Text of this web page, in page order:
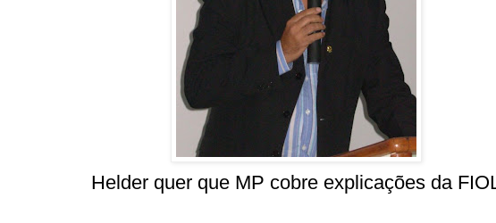
Helder quer que MP cobre explicações da